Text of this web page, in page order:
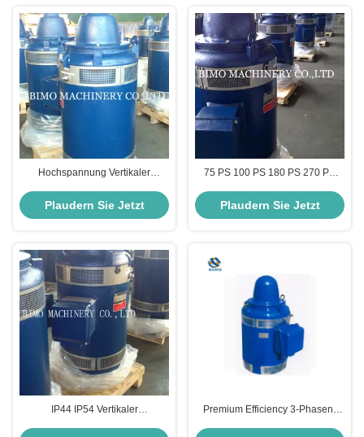
Hochspannung Vertikaler
Tiefwasserpumpen
Plaudern Sie Jetzt
75 PS 100 PS 180 PS 270 PS
NEMA-Standard
Plaudern Sie Jetzt
IP44 IP54 Vertikaler
Premium Efficiency 3-Phasen-